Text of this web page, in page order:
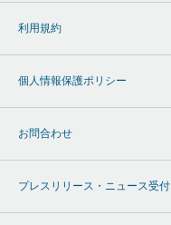
利用規約
個人情報保護ポリシー
お問合わせ
プレスリリース・ニュース受付